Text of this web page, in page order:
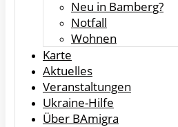
Neu in Bamberg?
Notfall
Wohnen
Karte
Aktuelles
Veranstaltungen
Ukraine-Hilfe
Über BAmigra